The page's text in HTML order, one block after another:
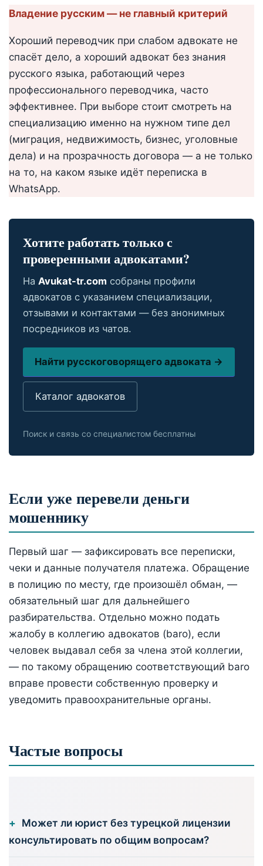
Владение русским — не главный критерий
Хороший переводчик при слабом адвокате не
спасёт дело, а хороший адвокат без знания
русского языка, работающий через
профессионального переводчика, часто
эффективнее. При выборе стоит смотреть на
специализацию именно на нужном типе дел
(миграция, недвижимость, бизнес, уголовные
дела) и на прозрачность договора — а не только
на то, на каком языке идёт переписка в
WhatsApp.
Хотите работать только с
проверенными адвокатами?
На Avukat-tr.com собраны профили
адвокатов с указанием специализации,
отзывами и контактами — без анонимных
посредников из чатов.
Найти русскоговорящего адвоката →
Каталог адвокатов
Поиск и связь со специалистом бесплатны
Если уже перевели деньги
мошеннику
Первый шаг — зафиксировать все переписки,
чеки и данные получателя платежа. Обращение
в полицию по месту, где произошёл обман, —
обязательный шаг для дальнейшего
разбирательства. Отдельно можно подать
жалобу в коллегию адвокатов (baro), если
человек выдавал себя за члена этой коллегии,
— по такому обращению соответствующий baro
вправе провести собственную проверку и
уведомить правоохранительные органы.
Частые вопросы
Может ли юрист без турецкой лицензии
консультировать по общим вопросам?